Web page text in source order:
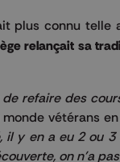
plus connu telle
relançait sa
refaire des
vétérans
il y en a eu 2 ou
on n'a